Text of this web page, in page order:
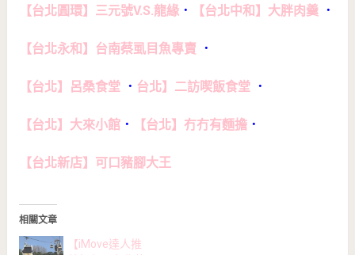
【台北圓環】三元號V.S.龍緣． 【台北中和】大胖肉羹．
【台北永和】台南蔡虱目魚專賣 ．
【台北】呂桑食堂． 台北】二訪喫飯食堂．
【台北】大來小館． 【台北】冇冇有麵擔．
【台北新店】可口豬腳大王
相關文章
【iMove達人推